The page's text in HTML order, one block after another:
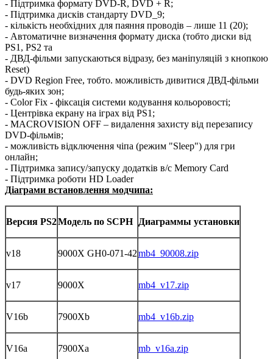
- Підтримка формату DVD-R, DVD + R;
- Підтримка дисків стандарту DVD_9;
- кількість необхідних для паяння проводів – лише 11 (20);
- Автоматичне визначення формату диска (тобто диски від
PS1, PS2 та
- ДВД-фільми запускаються відразу, без маніпуляцій з кнопкою
Reset)
- DVD Region Free, тобто. можливість дивитися ДВД-фільми
будь-яких зон;
- Color Fix - фіксація системи кодування кольоровості;
- Центрівка екрану на іграх від PS1;
- MACROVISION OFF – видалення захисту від перезапису
DVD-фільмів;
- можливість відключення чіпа (режим "Sleep") для гри
онлайн;
- Підтримка запису/запуску додатків в/с Memory Card
- Підтримка роботи HD Loader
Діаграми встановлення модчипа:
Версия PS2Модель по SCPH Диаграммы установки
v18 9000X GH0-071-42mb4_90008.zip
v17 9000X mb4_v17.zip
V16b 7900Xb mb4_v16b.zip
V16a 7900Xa mb_v16a.zip